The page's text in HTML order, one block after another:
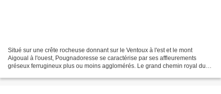
Situé sur une crête rocheuse donnant sur le Ventoux à l'est et le mont
Aigoual à l'ouest, Pougnadoresse se caractérise par ses affleurements
gréseux ferrugineux plus ou moins agglomérés. Le grand chemin royal du